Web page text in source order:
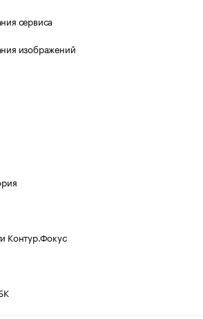
сервиса
изображений
Контур.Фокус